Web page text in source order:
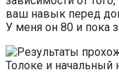
ваш навык перед
У меня он 80 и пока